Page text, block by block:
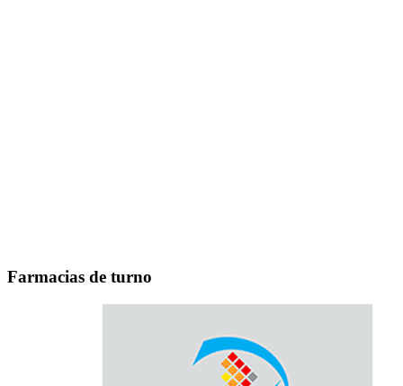
Farmacias de turno